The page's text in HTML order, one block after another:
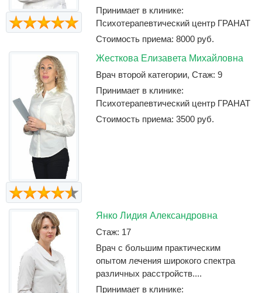
Принимает в клинике:
Психотерапевтический центр ГРАНАТ
Стоимость приема: 8000 руб.
Жесткова Елизавета Михайловна
Врач второй категории, Стаж: 9
Принимает в клинике:
Психотерапевтический центр ГРАНАТ
Стоимость приема: 3500 руб.
Янко Лидия Александровна
Стаж: 17
Врач с большим практическим
опытом лечения широкого спектра
различных расстройств....
Принимает в клинике: